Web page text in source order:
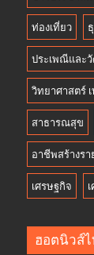
ท่องเที่ยว
ประเพณีและ
วิทยาศาสตร์
สาธารณสุข
อาชีพสร้างรา
เศรษฐกิจ
ฮอตนิวส์